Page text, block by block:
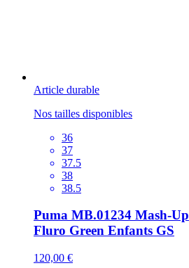
Article durable
Nos tailles disponibles
36
37
37.5
38
38.5
Puma MB.01234 Mash-Up
Fluro Green Enfants GS
120,00 €